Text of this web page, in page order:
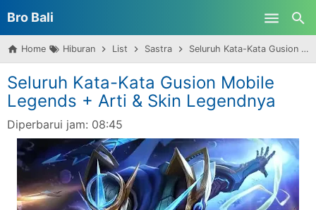
Bro Bali
Home Hiburan List Sastra Seluruh Kata-Kata Gusion Mobile Legends + Arti & Skin Legendnya
Seluruh Kata-Kata Gusion Mobile
Legends + Arti & Skin Legendnya
Diperbarui jam: 08:45